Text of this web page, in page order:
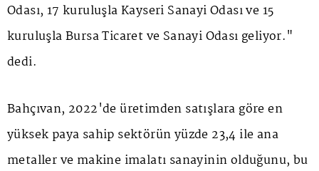
Odası, 17 kuruluşla Kayseri Sanayi Odası ve 15
kuruluşla Bursa Ticaret ve Sanayi Odası geliyor."
dedi.
Bahçıvan, 2022'de üretimden satışlara göre en
yüksek paya sahip sektörün yüzde 23,4 ile ana
metaller ve makine imalatı sanayinin olduğunu, bu